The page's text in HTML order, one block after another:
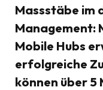
Massstäbe im
Management:
Mobile Hubs
erfolgreiche
können über 5